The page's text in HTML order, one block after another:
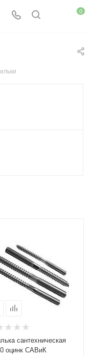
0
сантехническая
оцинк САВиК